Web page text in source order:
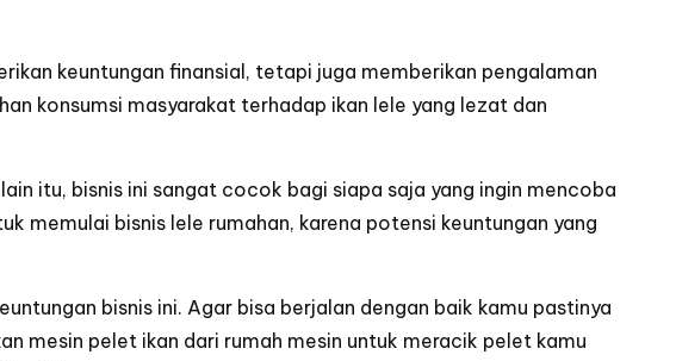
keuntungan finansial, tetapi juga memberikan pengalaman
konsumsi masyarakat terhadap ikan lele yang lezat dan
itu, bisnis ini sangat cocok bagi siapa saja yang ingin mencoba
memulai bisnis lele rumahan, karena potensi keuntungan yang
bisnis ini. Agar bisa berjalan dengan baik kamu pastinya
mesin pelet ikan dari rumah mesin untuk meracik pelet kamu